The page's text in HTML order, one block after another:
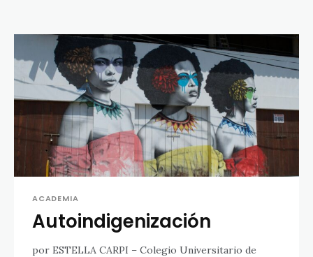
ACADEMIA
Autoindigenización
por ESTELLA CARPI – Colegio Universitario de